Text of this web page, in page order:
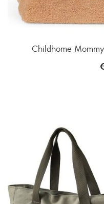
Childhome